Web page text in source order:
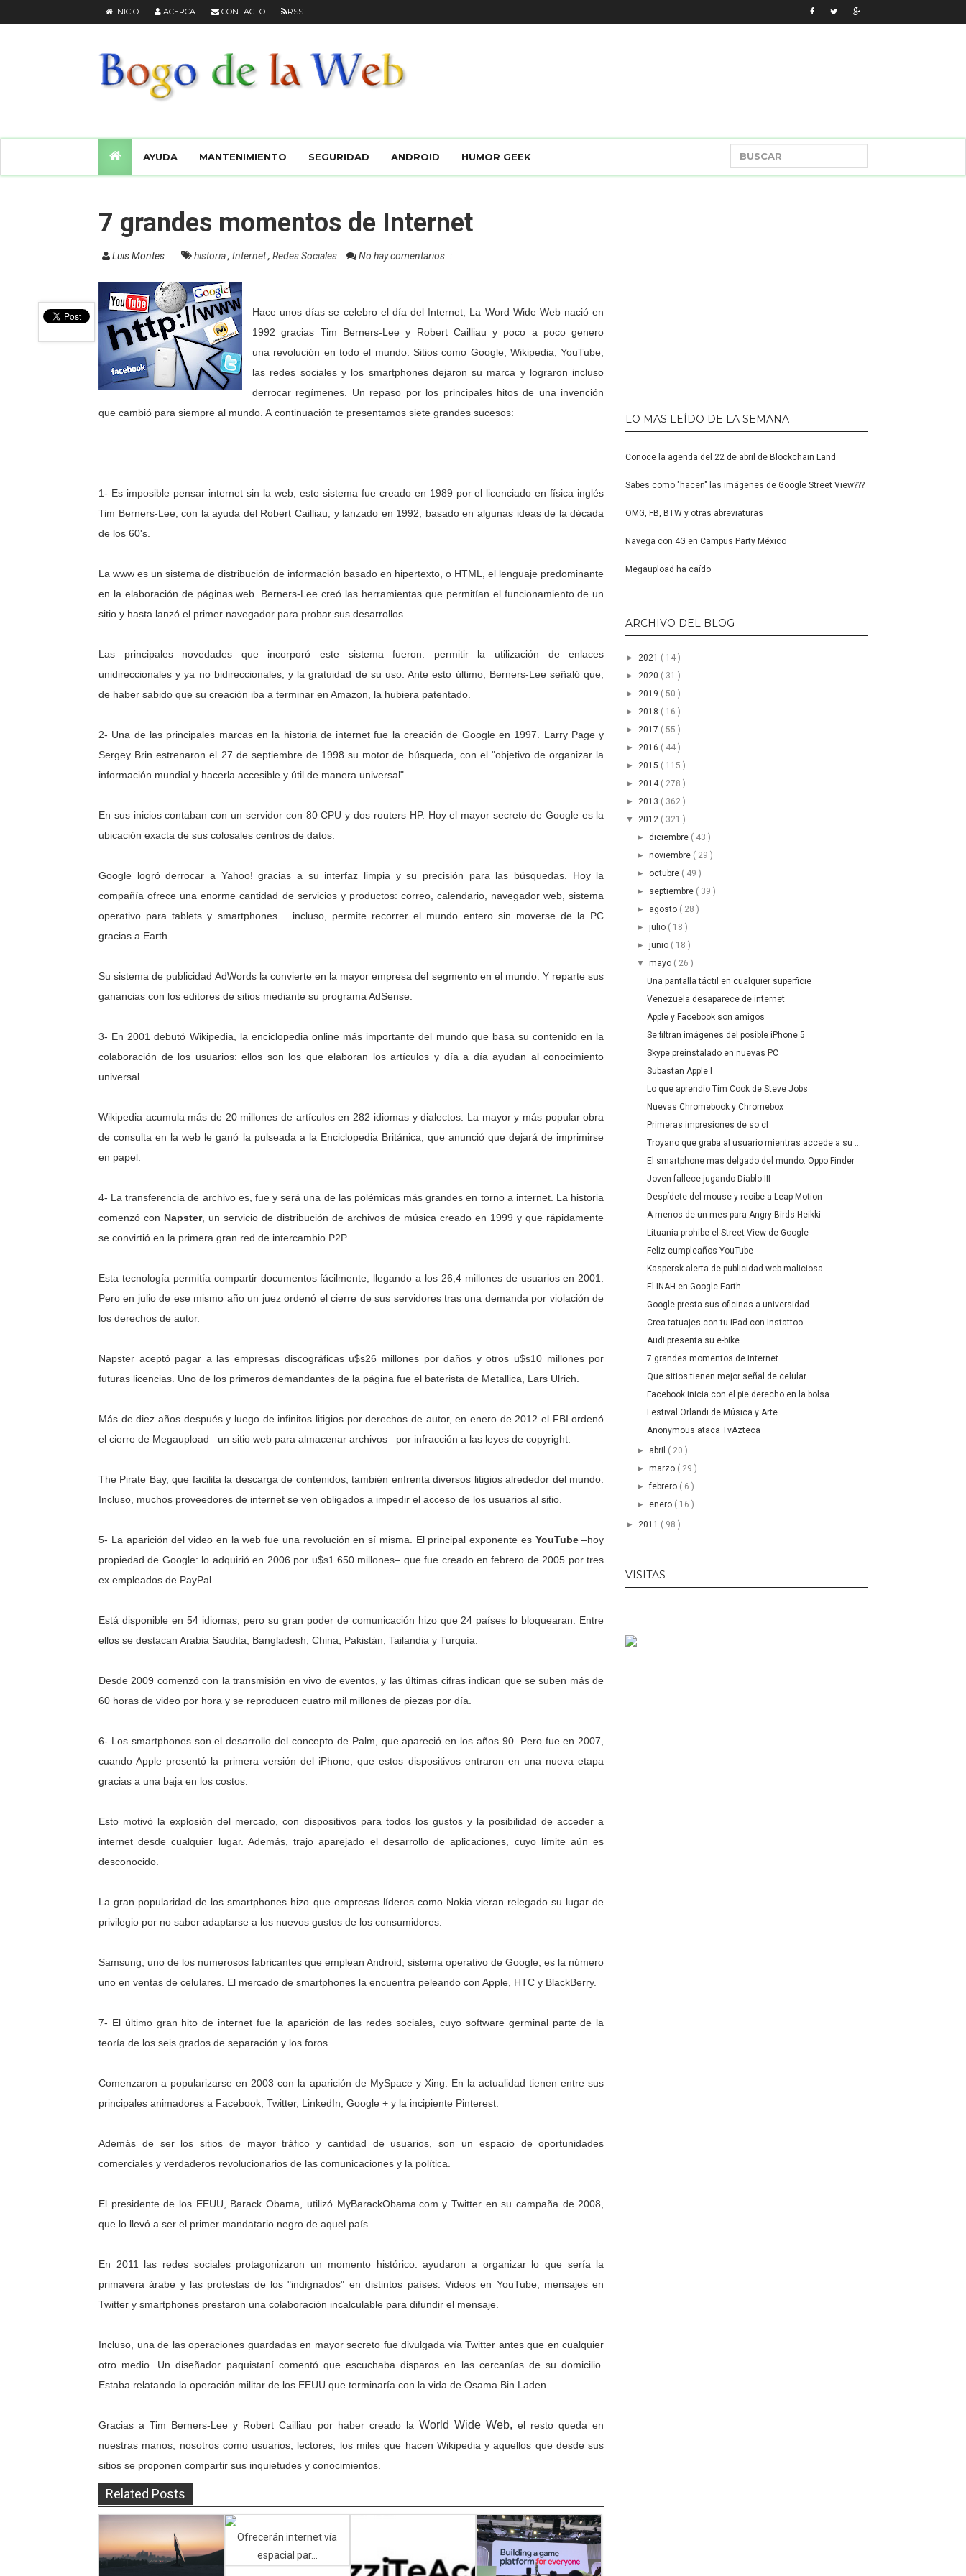
INICIO ACERCA CONTACTO RSS
AYUDA MANTENIMIENTO SEGURIDAD ANDROID HUMOR GEEK
7 grandes momentos de Internet
Luis Montes historia, Internet, Redes Sociales No hay comentarios. :
Hace unos días se celebro el día del Internet; La Word Wide Web nació en
1992 gracias Tim Berners-Lee y Robert Cailliau y poco a poco genero
una revolución en todo el mundo. Sitios como Google, Wikipedia, YouTube,
las redes sociales y los smartphones dejaron su marca y lograron incluso
derrocar regímenes. Un repaso por los principales hitos de una invención
que cambió para siempre al mundo. A continuación te presentamos siete grandes sucesos:
1- Es imposible pensar internet sin la web; este sistema fue creado en 1989 por el licenciado en física inglés
Tim Berners-Lee, con la ayuda del Robert Cailliau, y lanzado en 1992, basado en algunas ideas de la década
de los 60's.
La www es un sistema de distribución de información basado en hipertexto, o HTML, el lenguaje predominante
en la elaboración de páginas web. Berners-Lee creó las herramientas que permitían el funcionamiento de un
sitio y hasta lanzó el primer navegador para probar sus desarrollos.
Las principales novedades que incorporó este sistema fueron: permitir la utilización de enlaces
unidireccionales y ya no bidireccionales, y la gratuidad de su uso. Ante esto último, Berners-Lee señaló que,
de haber sabido que su creación iba a terminar en Amazon, la hubiera patentado.
2- Una de las principales marcas en la historia de internet fue la creación de Google en 1997. Larry Page y
Sergey Brin estrenaron el 27 de septiembre de 1998 su motor de búsqueda, con el "objetivo de organizar la
información mundial y hacerla accesible y útil de manera universal".
En sus inicios contaban con un servidor con 80 CPU y dos routers HP. Hoy el mayor secreto de Google es la
ubicación exacta de sus colosales centros de datos.
Google logró derrocar a Yahoo! gracias a su interfaz limpia y su precisión para las búsquedas. Hoy la
compañía ofrece una enorme cantidad de servicios y productos: correo, calendario, navegador web, sistema
operativo para tablets y smartphones… incluso, permite recorrer el mundo entero sin moverse de la PC
gracias a Earth.
Su sistema de publicidad AdWords la convierte en la mayor empresa del segmento en el mundo. Y reparte sus
ganancias con los editores de sitios mediante su programa AdSense.
3- En 2001 debutó Wikipedia, la enciclopedia online más importante del mundo que basa su contenido en la
colaboración de los usuarios: ellos son los que elaboran los artículos y día a día ayudan al conocimiento
universal.
Wikipedia acumula más de 20 millones de artículos en 282 idiomas y dialectos. La mayor y más popular obra
de consulta en la web le ganó la pulseada a la Enciclopedia Británica, que anunció que dejará de imprimirse
en papel.
4- La transferencia de archivo es, fue y será una de las polémicas más grandes en torno a internet. La historia
comenzó con Napster, un servicio de distribución de archivos de música creado en 1999 y que rápidamente
se convirtió en la primera gran red de intercambio P2P.
Esta tecnología permitía compartir documentos fácilmente, llegando a los 26,4 millones de usuarios en 2001.
Pero en julio de ese mismo año un juez ordenó el cierre de sus servidores tras una demanda por violación de
los derechos de autor.
Napster aceptó pagar a las empresas discográficas u$s26 millones por daños y otros u$s10 millones por
futuras licencias. Uno de los primeros demandantes de la página fue el baterista de Metallica, Lars Ulrich.
Más de diez años después y luego de infinitos litigios por derechos de autor, en enero de 2012 el FBI ordenó
el cierre de Megaupload –un sitio web para almacenar archivos– por infracción a las leyes de copyright.
The Pirate Bay, que facilita la descarga de contenidos, también enfrenta diversos litigios alrededor del mundo.
Incluso, muchos proveedores de internet se ven obligados a impedir el acceso de los usuarios al sitio.
5- La aparición del video en la web fue una revolución en sí misma. El principal exponente es YouTube–hoy
propiedad de Google: lo adquirió en 2006 por u$s1.650 millones– que fue creado en febrero de 2005 por tres
ex empleados de PayPal.
Está disponible en 54 idiomas, pero su gran poder de comunicación hizo que 24 países lo bloquearan. Entre
ellos se destacan Arabia Saudita, Bangladesh, China, Pakistán, Tailandia y Turquía.
Desde 2009 comenzó con la transmisión en vivo de eventos, y las últimas cifras indican que se suben más de
60 horas de video por hora y se reproducen cuatro mil millones de piezas por día.
6- Los smartphones son el desarrollo del concepto de Palm, que apareció en los años 90. Pero fue en 2007,
cuando Apple presentó la primera versión del iPhone, que estos dispositivos entraron en una nueva etapa
gracias a una baja en los costos.
Esto motivó la explosión del mercado, con dispositivos para todos los gustos y la posibilidad de acceder a
internet desde cualquier lugar. Además, trajo aparejado el desarrollo de aplicaciones, cuyo límite aún es
desconocido.
La gran popularidad de los smartphones hizo que empresas líderes como Nokia vieran relegado su lugar de
privilegio por no saber adaptarse a los nuevos gustos de los consumidores.
Samsung, uno de los numerosos fabricantes que emplean Android, sistema operativo de Google, es la número
uno en ventas de celulares. El mercado de smartphones la encuentra peleando con Apple, HTC y BlackBerry.
7- El último gran hito de internet fue la aparición de las redes sociales, cuyo software germinal parte de la
teoría de los seis grados de separación y los foros.
Comenzaron a popularizarse en 2003 con la aparición de MySpace y Xing. En la actualidad tienen entre sus
principales animadores a Facebook, Twitter, LinkedIn, Google + y la incipiente Pinterest.
Además de ser los sitios de mayor tráfico y cantidad de usuarios, son un espacio de oportunidades
comerciales y verdaderos revolucionarios de las comunicaciones y la política.
El presidente de los EEUU, Barack Obama, utilizó MyBarackObama.com y Twitter en su campaña de 2008,
que lo llevó a ser el primer mandatario negro de aquel país.
En 2011 las redes sociales protagonizaron un momento histórico: ayudaron a organizar lo que sería la
primavera árabe y las protestas de los "indignados" en distintos países. Videos en YouTube, mensajes en
Twitter y smartphones prestaron una colaboración incalculable para difundir el mensaje.
Incluso, una de las operaciones guardadas en mayor secreto fue divulgada vía Twitter antes que en cualquier
otro medio. Un diseñador paquistaní comentó que escuchaba disparos en las cercanías de su domicilio.
Estaba relatando la operación militar de los EEUU que terminaría con la vida de Osama Bin Laden.
Gracias a Tim Berners-Lee y Robert Cailliau por haber creado la World Wide Web, el resto queda en
nuestras manos, nosotros como usuarios, lectores, los miles que hacen Wikipedia y aquellos que desde sus
sitios se proponen compartir sus inquietudes y conocimientos.
Related Posts
Ofrecerán internet vía
espacial par...
LO MAS LEÍDO DE LA SEMANA
Conoce la agenda del 22 de abril de Blockchain Land
Sabes como "hacen" las imágenes de Google Street View???
OMG, FB, BTW y otras abreviaturas
Navega con 4G en Campus Party México
Megaupload ha caído
ARCHIVO DEL BLOG
►2021 ( 14 )
►2020 ( 31 )
►2019 ( 50 )
►2018 ( 16 )
►2017 ( 55 )
►2016 ( 44 )
►2015 ( 115 )
►2014 ( 278 )
►2013 ( 362 )
▼2012 ( 321 )
► diciembre ( 43 )
► noviembre ( 29 )
► octubre ( 49 )
► septiembre ( 39 )
► agosto ( 28 )
► julio ( 18 )
► junio ( 18 )
▼ mayo ( 26 )
Una pantalla táctil en cualquier superficie
Venezuela desaparece de internet
Apple y Facebook son amigos
Se filtran imágenes del posible iPhone 5
Skype preinstalado en nuevas PC
Subastan Apple I
Lo que aprendio Tim Cook de Steve Jobs
Nuevas Chromebook y Chromebox
Primeras impresiones de so.cl
Troyano que graba al usuario mientras accede a su ...
El smartphone mas delgado del mundo: Oppo Finder
Joven fallece jugando Diablo III
Despídete del mouse y recibe a Leap Motion
A menos de un mes para Angry Birds Heikki
Lituania prohibe el Street View de Google
Feliz cumpleaños YouTube
Kaspersk alerta de publicidad web maliciosa
El INAH en Google Earth
Google presta sus oficinas a universidad
Crea tatuajes con tu iPad con Instattoo
Audi presenta su e-bike
7 grandes momentos de Internet
Que sitios tienen mejor señal de celular
Facebook inicia con el pie derecho en la bolsa
Festival Orlandi de Música y Arte
Anonymous ataca TvAzteca
► abril ( 20 )
► marzo ( 29 )
►febrero ( 6 )
► enero ( 16 )
►2011 ( 98 )
VISITAS